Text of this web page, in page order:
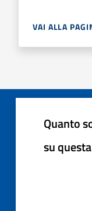
VAI ALLA
Quanto
su